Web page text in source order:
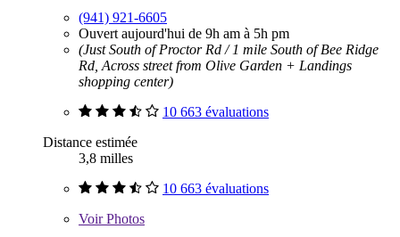
(941) 921-6605
Ouvert aujourd'hui de 9h am à 5h pm
(Just South of Proctor Rd / 1 mile South of Bee Ridge
Rd, Across street from Olive Garden + Landings
shopping center)
10 663 évaluations
Distance estimée
3,8 milles
10 663 évaluations
VoirPhotos